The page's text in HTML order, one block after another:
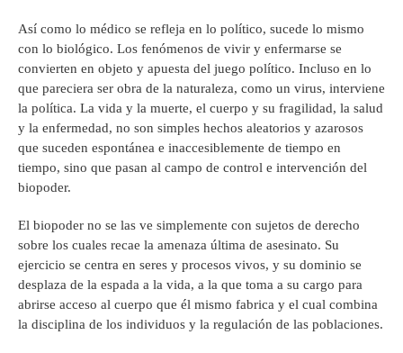
Así como lo médico se refleja en lo político, sucede lo mismo
con lo biológico. Los fenómenos de vivir y enfermarse se
convierten en objeto y apuesta del juego político. Incluso en lo
que pareciera ser obra de la naturaleza, como un virus, interviene
la política. La vida y la muerte, el cuerpo y su fragilidad, la salud
y la enfermedad, no son simples hechos aleatorios y azarosos
que suceden espontánea e inaccesiblemente de tiempo en
tiempo, sino que pasan al campo de control e intervención del
biopoder.
El biopoder no se las ve simplemente con sujetos de derecho
sobre los cuales recae la amenaza última de asesinato. Su
ejercicio se centra en seres y procesos vivos, y su dominio se
desplaza de la espada a la vida, a la que toma a su cargo para
abrirse acceso al cuerpo que él mismo fabrica y el cual combina
la disciplina de los individuos y la regulación de las poblaciones.